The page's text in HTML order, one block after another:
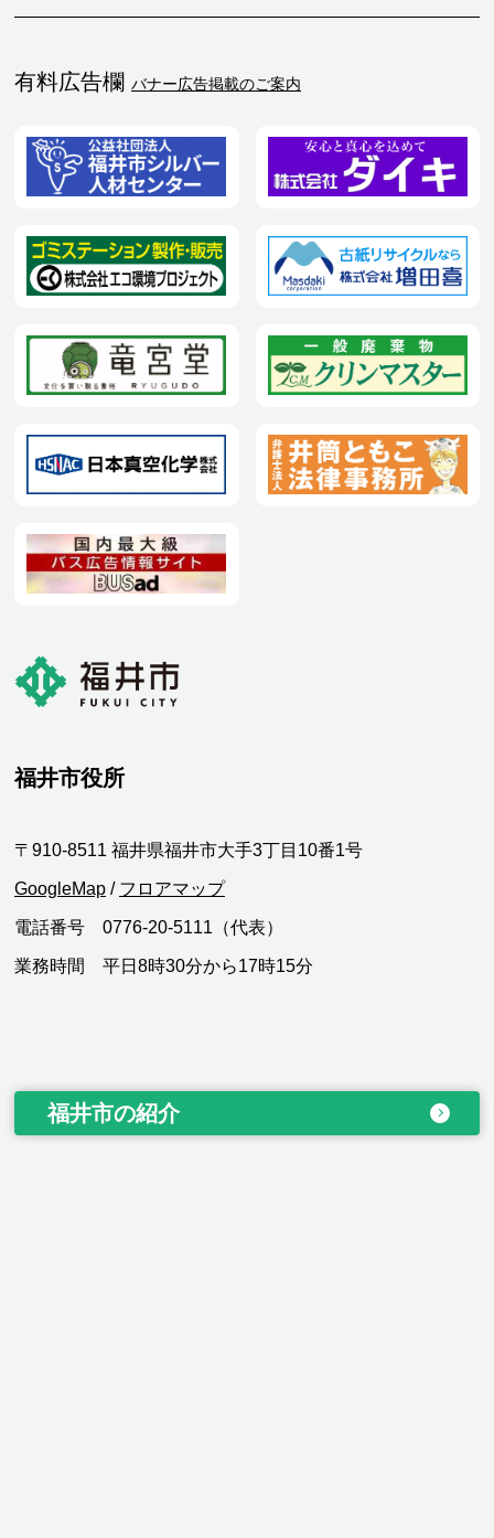
有料広告欄 バナー広告掲載のご案内
福井市役所
〒910-8511 福井県福井市大手3丁目10番1号
GoogleMap / フロアマップ
電話番号 0776-20-5111（代表）
業務時間 平日8時30分から17時15分
福井市の紹介